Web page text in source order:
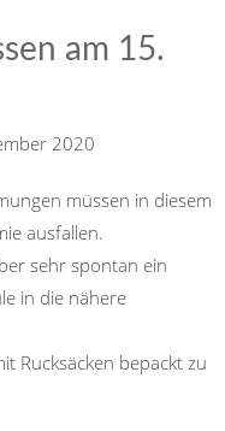
am 15.
2020
müssen in diesem
ausfallen.
sehr spontan ein
in die nähere
Rucksäcken bepackt zu